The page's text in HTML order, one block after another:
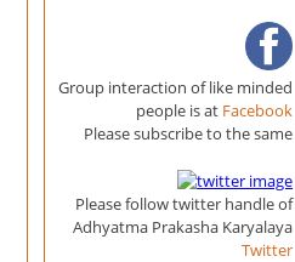
Group interaction of like minded
people is at Facebook
Please subscribe to the same
Please follow twitter handle of
Adhyatma Prakasha Karyalaya
Twitter